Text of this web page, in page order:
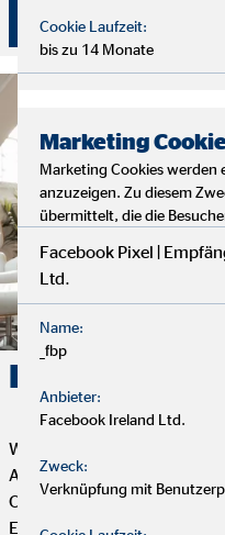
Überzeuge dich
Karriere.
Wenn du Flexibilität,
Aufgabe mit Sinn und Zweck
OVB Finanzberater*in
Engagement bestimmt, wie
Cookie Laufzeit:
bis zu 14 Monate
Marketing
Marketing Cookies werden
anzuzeigen. Zu diesem
übermittelt, die die
Facebook Pixel |
Ltd.
Name:
_fbp
Anbieter:
Facebook Ireland Ltd.
Zweck:
Verknüpfung mit